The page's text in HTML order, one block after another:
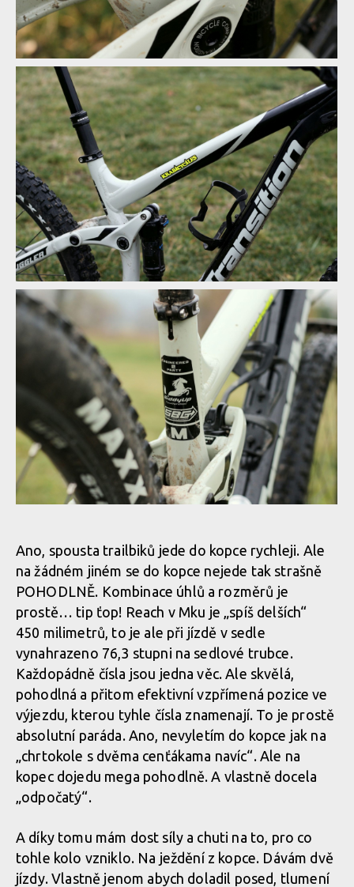
Test: Transition Smuggler - méně zdvihu, více zábavy
Test: Transition Smuggler - méně zdvihu, více zábavy
Test: Transition Smuggler - méně zdvihu, více zábavy
Test: Transition Smuggler - méně zdvihu, více zábavy
Test: Transition Smuggler - méně zdvihu, více zábavy
Test: Transition Smuggler - méně zdvihu, více zábavy
Test: Transition Smuggler - méně zdvihu, více zábavy
Test: Transition Smuggler - méně zdvihu, více zábavy
Ano, spousta trailbiků jede do kopce rychleji. Ale
na žádném jiném se do kopce nejede tak strašně
POHODLNĚ. Kombinace úhlů a rozměrů je
prostě… tip ťop! Reach v Mku je „spíš delších“
450 milimetrů, to je ale při jízdě v sedle
vynahrazeno 76,3 stupni na sedlové trubce.
Každopádně čísla jsou jedna věc. Ale skvělá,
pohodlná a přitom efektivní vzpřímená pozice ve
výjezdu, kterou tyhle čísla znamenají. To je prostě
absolutní paráda. Ano, nevyletím do kopce jak na
„chrtokole s dvěma cenťákama navíc“. Ale na
kopec dojedu mega pohodlně. A vlastně docela
„odpočatý“.
A díky tomu mám dost síly a chuti na to, pro co
tohle kolo vzniklo. Na ježdění z kopce. Dávám dvě
jízdy. Vlastně jenom abych doladil posed, tlumení